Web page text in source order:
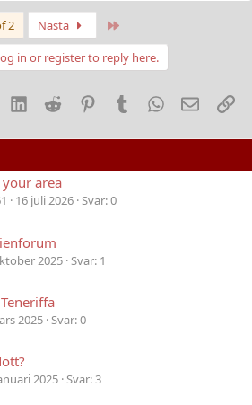
2 Nästa
in or register to reply here.
LinkedInReddit PinterestTumblrWhatsApp
E-post
area
16 juli 2026 Svar: 0
2025 Svar: 1
2025 Svar: 0
2025 Svar: 3